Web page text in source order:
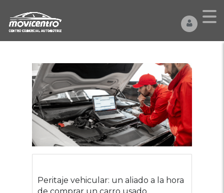
Peritaje vehicular: un aliado a la hora
de comprar un carro usado